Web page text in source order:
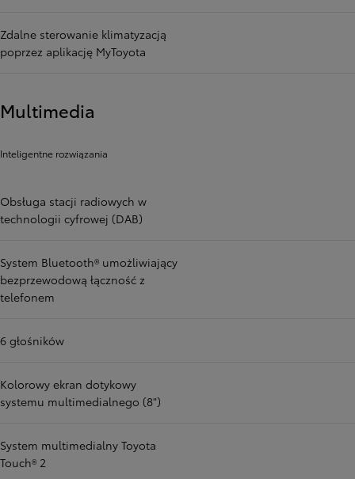
Zdalne sterowanie klimatyzacją
poprzez aplikację MyToyota
Multimedia
Inteligentne rozwiązania
Obsługa stacji radiowych w
technologii cyfrowej (DAB)
System Bluetooth® umożliwiający
bezprzewodową łączność z
telefonem
6 głośników
Kolorowy ekran dotykowy
systemu multimedialnego (8")
System multimedialny Toyota
Touch® 2